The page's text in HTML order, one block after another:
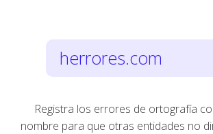
herrores.com
Registra los errores de ortografía
nombre para que otras entidades no